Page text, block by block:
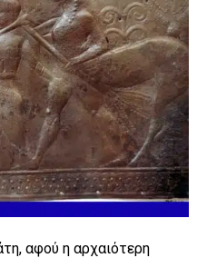
αφού η αρχαιότερη